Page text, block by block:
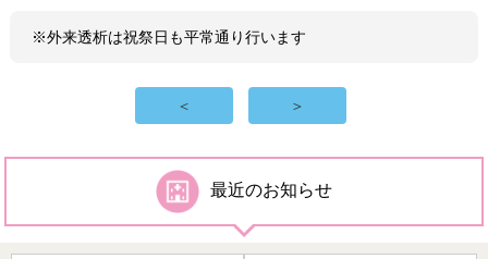
※外来透析は祝祭日も平常通り行います
＜ ＞
最近のお知らせ